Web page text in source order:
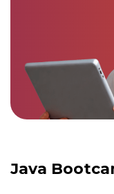
Java